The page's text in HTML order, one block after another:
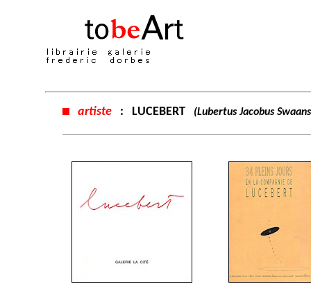
artiste : LUCEBERT (Lubertus Jacobus